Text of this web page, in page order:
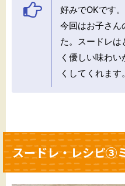
好みでOKです。
今回はお子さん
た。スードレ
く優しい味わ
くしてくれます。
スードレ・レシピ③